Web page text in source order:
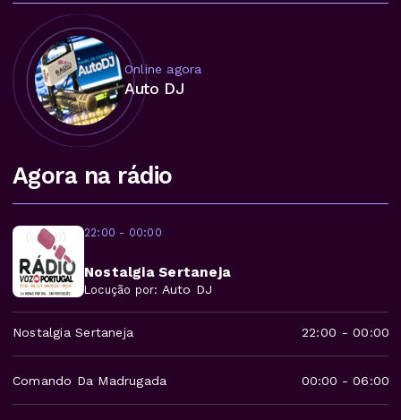
Online agora
Auto DJ
Agora na rádio
22:00 - 00:00
Nostalgia Sertaneja
Locução por: Auto DJ
Nostalgia Sertaneja 22:00 -00:00
Comando Da Madrugada 00:00 -06:00